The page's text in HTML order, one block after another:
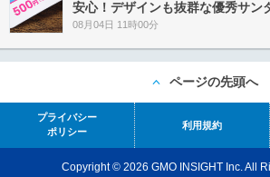
安心！デザインも抜群な優秀サン
08月04日 11時00分
ページの先頭へ
プライバシー
ポリシー
利用規約
Copyright © 2026 GMO INSIGHT Inc. All